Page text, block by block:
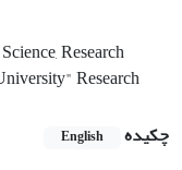
Research
Research
چکیده
English